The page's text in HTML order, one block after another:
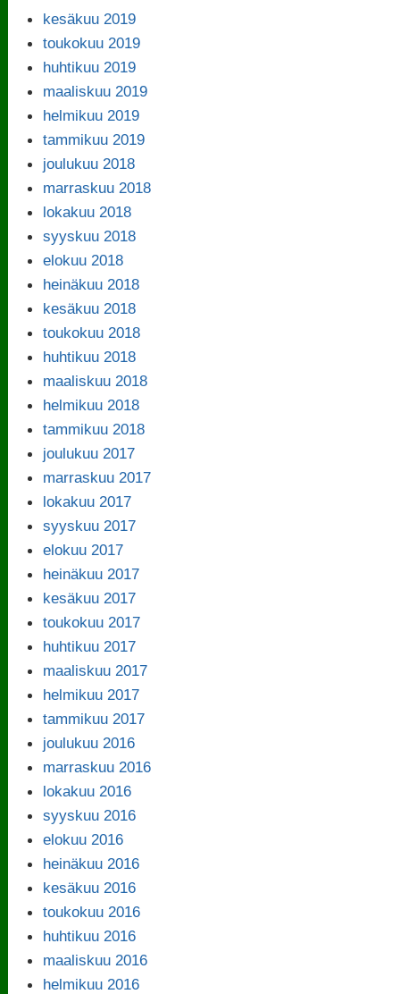
kesäkuu 2019
toukokuu 2019
huhtikuu 2019
maaliskuu 2019
helmikuu 2019
tammikuu 2019
joulukuu 2018
marraskuu 2018
lokakuu 2018
syyskuu 2018
elokuu 2018
heinäkuu 2018
kesäkuu 2018
toukokuu 2018
huhtikuu 2018
maaliskuu 2018
helmikuu 2018
tammikuu 2018
joulukuu 2017
marraskuu 2017
lokakuu 2017
syyskuu 2017
elokuu 2017
heinäkuu 2017
kesäkuu 2017
toukokuu 2017
huhtikuu 2017
maaliskuu 2017
helmikuu 2017
tammikuu 2017
joulukuu 2016
marraskuu 2016
lokakuu 2016
syyskuu 2016
elokuu 2016
heinäkuu 2016
kesäkuu 2016
toukokuu 2016
huhtikuu 2016
maaliskuu 2016
helmikuu 2016